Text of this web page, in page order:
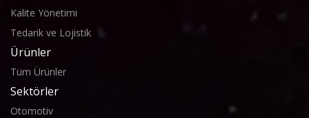
Kalite Yönetimi
Tedarik ve Lojistik
Ürünler
Tüm Ürünler
Sektörler
Otomotiv